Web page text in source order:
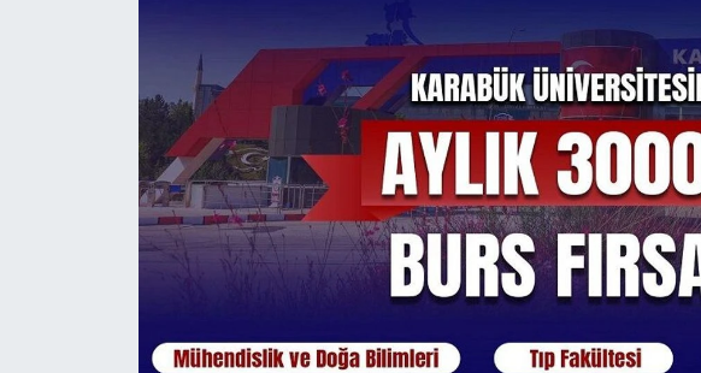
MAGAZİN
SİYASET
TEKNOLOJİ